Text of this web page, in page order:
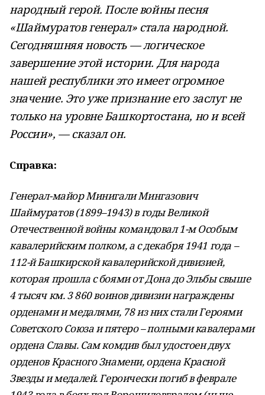
народный герой. После войны песня
«Шаймуратов генерал» стала народной.
Сегодняшняя новость — логическое
завершение этой истории. Для народа
нашей республики это имеет огромное
значение. Это уже признание его заслуг не
только на уровне Башкортостана, но и всей
России», — сказал он.
Справка:
Генерал-майор Минигали Мингазович
Шаймуратов (1899–1943) в годы Великой
Отечественной войны командовал 1-м Особым
кавалерийским полком, а с декабря 1941 года –
112-й Башкирской кавалерийской дивизией,
которая прошла с боями от Дона до Эльбы свыше
4 тысяч км. 3 860 воинов дивизии награждены
орденами и медалями, 78 из них стали Героями
Советского Союза и пятеро – полными кавалерами
ордена Славы. Сам комдив был удостоен двух
орденов Красного Знамени, ордена Красной
Звезды и медалей. Героически погиб в феврале